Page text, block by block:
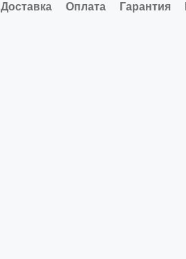
Доставка Оплата Гарантия